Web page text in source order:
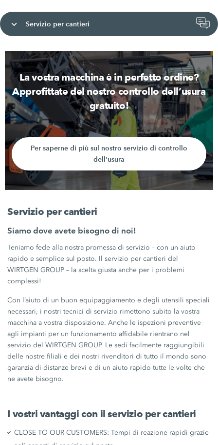
Servizio per cantieri
La vostra macchina è in perfetto ordine?
Approfittate del nostro controllo dell’usura
gratuito!
Per saperne di più sul nostro servizio di controllo
dell'usura
Servizio per cantieri
Siamo dove avete bisogno di noi!
Teniamo fede alla nostra promessa di servizio – con un aiuto
rapido e semplice sul posto. Il servizio per cantieri del
WIRTGEN GROUP – la scelta giusta anche per i problemi
complessi!
Con l’aiuto di un buon equipaggiamento e degli utensili speciali
necessari, i nostri tecnici di servizio rimettono subito la vostra
macchina a vostra disposizione. Anche le ispezioni preventive
agli impianti per un funzionamento affidabile rientrano nel
servizio del WIRTGEN GROUP. Le sedi facilmente raggiungibili
delle nostre filiali e dei nostri rivenditori di tutto il mondo sono
garanzia di distanze brevi e di un aiuto rapido tutte le volte che
ne avete bisogno.
I vostri vantaggi con il servizio per cantieri
CLOSE TO OUR CUSTOMERS: Tempi di reazione rapidi grazie